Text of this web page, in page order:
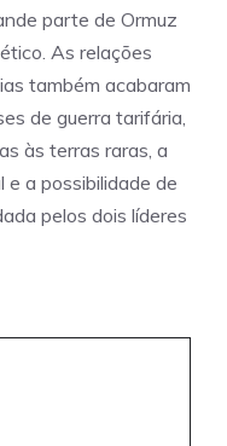
parte de Ormuz
As relações
também acabaram
de guerra tarifária,
às terras raras, a
a possibilidade de
pelos dois líderes